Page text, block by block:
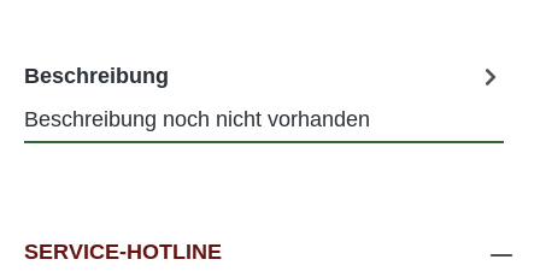
Beschreibung
Beschreibung noch nicht vorhanden
SERVICE-HOTLINE